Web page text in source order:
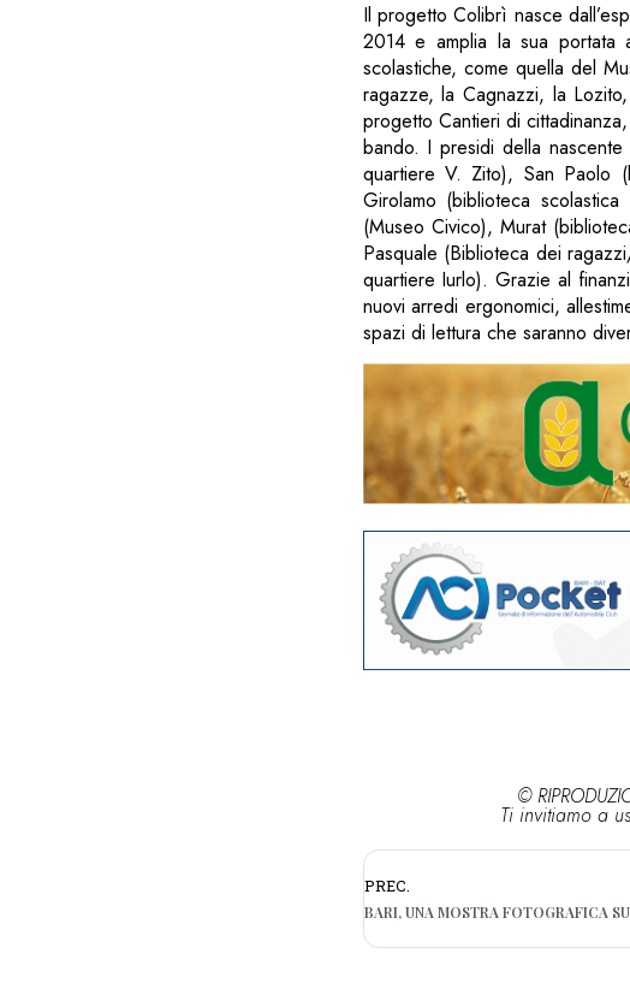
Il progetto Colibrì nasce
2014 e amplia la sua portata
scolastiche, come quella del
ragazze, la Cagnazzi, la
progetto Cantieri di
bando. I presidi della
quartiere V. Zito), San Paolo
Girolamo (biblioteca
(Museo Civico), Murat
Pasquale (Biblioteca dei
quartiere Iurlo). Grazie al
nuovi arredi ergonomici,
spazi di lettura che saranno
©
Ti invitiamo a
PREC.